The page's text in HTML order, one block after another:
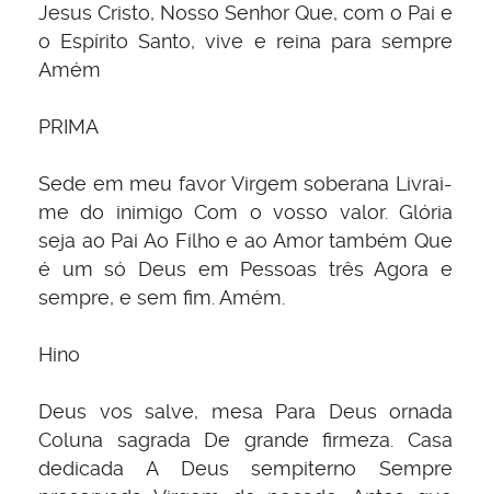
Jesus Cristo, Nosso Senhor Que, com o Pai e
o Espírito Santo, vive e reina para sempre
Amém
PRIMA
Sede em meu favor Virgem soberana Livrai-
me do inimigo Com o vosso valor. Glória
seja ao Pai Ao Filho e ao Amor também Que
é um só Deus em Pessoas três Agora e
sempre, e sem fim. Amém.
Hino
Deus vos salve, mesa Para Deus ornada
Coluna sagrada De grande firmeza. Casa
dedicada A Deus sempiterno Sempre